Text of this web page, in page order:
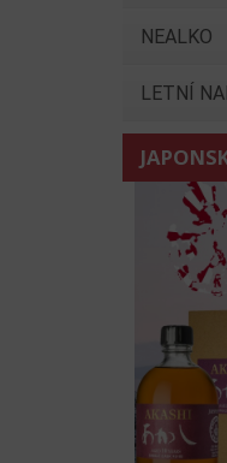
NEALKO
LETNÍ